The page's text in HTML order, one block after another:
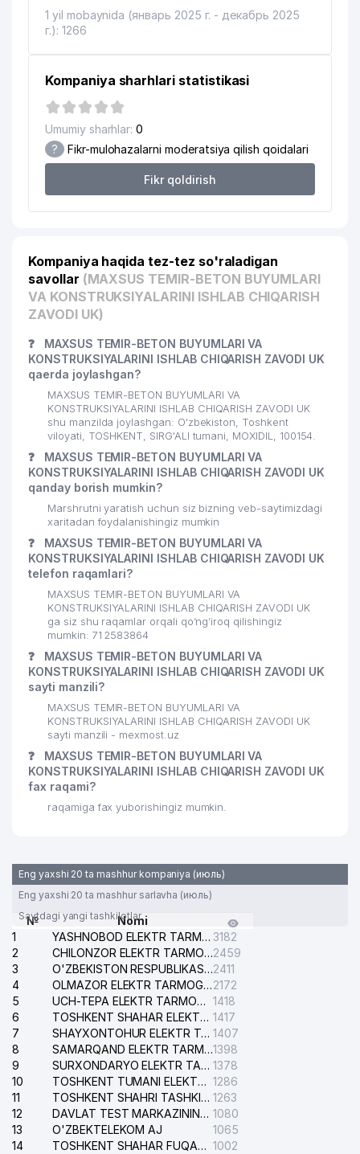
1 yil mobaynida (январь 2025 г. - декабрь 2025
г.): 1266
Kompaniya sharhlari statistikasi
Umumiy sharhlar: 0
? Fikr-mulohazalarni moderatsiya qilish qoidalari
Fikr qoldirish
Kompaniya haqida tez-tez so'raladigan
savollar (MAXSUS TEMIR-BETON BUYUMLARI
VA KONSTRUKSIYALARINI ISHLAB CHIQARISH
ZAVODI UK)
❓
MAXSUS TEMIR-BETON BUYUMLARI VA
KONSTRUKSIYALARINI ISHLAB CHIQARISH ZAVODI UK
qaerda joylashgan?
MAXSUS TEMIR-BETON BUYUMLARI VA
KONSTRUKSIYALARINI ISHLAB CHIQARISH ZAVODI UK
shu manzilda joylashgan: O'zbekiston, Toshkent
viloyati, TOSHKENT, SIRG'ALI tumani, MOXIDIL, 100154.
❓
MAXSUS TEMIR-BETON BUYUMLARI VA
KONSTRUKSIYALARINI ISHLAB CHIQARISH ZAVODI UK
qanday borish mumkin?
Marshrutni yaratish uchun siz bizning veb-saytimizdagi
xaritadan foydalanishingiz mumkin
❓
MAXSUS TEMIR-BETON BUYUMLARI VA
KONSTRUKSIYALARINI ISHLAB CHIQARISH ZAVODI UK
telefon raqamlari?
MAXSUS TEMIR-BETON BUYUMLARI VA
KONSTRUKSIYALARINI ISHLAB CHIQARISH ZAVODI UK
ga siz shu raqamlar orqali qo’ng’iroq qilishingiz
mumkin: 71 2583864
❓
MAXSUS TEMIR-BETON BUYUMLARI VA
KONSTRUKSIYALARINI ISHLAB CHIQARISH ZAVODI UK
sayti manzili?
MAXSUS TEMIR-BETON BUYUMLARI VA
KONSTRUKSIYALARINI ISHLAB CHIQARISH ZAVODI UK
sayti manzili - mexmost.uz
❓
MAXSUS TEMIR-BETON BUYUMLARI VA
KONSTRUKSIYALARINI ISHLAB CHIQARISH ZAVODI UK
fax raqami?
raqamiga fax yuborishingiz mumkin.
Eng yaxshi 20 ta mashhur kompaniya (июль)
Eng yaxshi 20 ta mashhur sarlavha (июль)
Saytdagi yangi tashkilotlar
№
Nomi
1
YASHNOBOD ELEKTR TARMOG'I NOSOZLIKLARI XIZMATI 3182
2
CHILONZOR ELEKTR TARMOG'I NOSOZLIK XIZMATI2459
3
O'ZBEKISTON RESPUBLIKASI BOSH PROKURATURASI ISHONCH TELEFONI2411
4
OLMAZOR ELEKTR TARMOG'I NOSOZLIKLARI XIZMATI2172
5
UCH-TEPA ELEKTR TARMOG'I NOSOZLIKLARI XIZMATI 1418
6
TOSHKENT SHAHAR ELEKTR TARMOQLARI KORXONASI AJ 1417
7
SHAYXONTOHUR ELEKTR TARMOG'I NOSOZLIKLARINI TUZATISH XIZMATI 1407
8
SAMARQAND ELEKTR TARMOQLARI AJ1398
9
SURXONDARYO ELEKTR TARMOQLARI AJ 1378
10
TOSHKENT TUMANI ELEKTR TARMOG'I AVARIYA XIZMATI 1286
11
TOSHKENT SHAHRI TASHKILOT TELEFONLARI HAQIDA MA'LUMOT BYUROSI 1263
12
DAVLAT TEST MARKAZINING ISHONCH TELEFONLARI 1080
13
O'ZBEKTELEKOM AJ
1065
14
TOSHKENT SHAHAR FUQAROLIK ISHLARI BO'YICHA SUDI 1002